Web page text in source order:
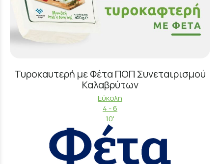
Τυροκαυτερή με Φέτα ΠΟΠ Συνεταιρισμού
Καλαβρύτων
Εύκολη
4 - 6
10'